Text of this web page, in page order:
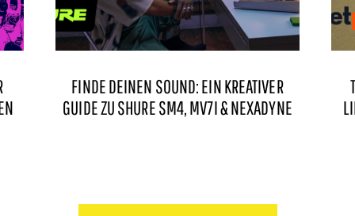
FINDE DEINEN SOUND: EIN KREATIVER
GUIDE ZU SHURE SM4, MV7I & NEXADYNE